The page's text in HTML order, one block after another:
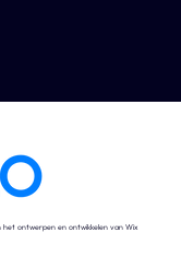
het ontwerpen en ontwikkelen van Wix